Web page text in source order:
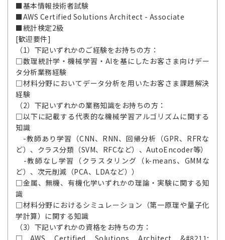
■基本情報技術者試験
■AWS Certified Solutions Architect - Associate
■統計検定2級
[歓迎要件]
（1）下記いずれかのご経験をお持ちの方：
□数理統計学・機械学習・AIを基にしたお客さま向けデー
タ分析業務経験
□材料分野においてデータ分析を用いたお客さま課題解決
経験
（2）下記いずれかの業務知識をお持ちの方：
□以下に記載する代表的な機械学習アルゴリズムに関する
知識
-教師あり学習（CNN、RNN、回帰分析（GPR、RFRな
ど）、クラス分類（SVM、RFCなど）、AutoEncoder等）
-教師なし学習（クラスタリング（k-means、GMMな
ど）、次元削減（PCA、LDAなど））
□金属、無機、有機化学いずれかの理論・実験に関する知
識
□材料分野におけるシミュレーション（第一原理や量子化
学計算）に関する知識
（3）下記いずれかの資格をお持ちの方：
□AWS Certified Solutions Architect &#8211;